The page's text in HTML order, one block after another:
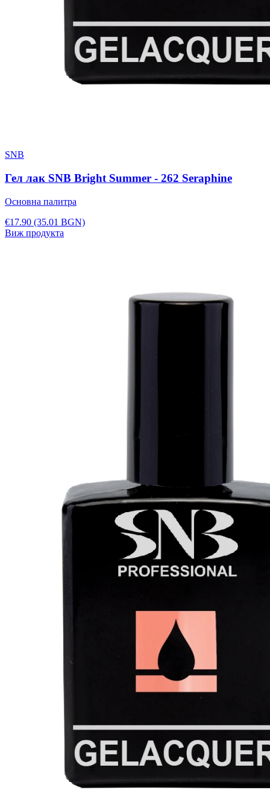
SNB
Гел лак SNB Bright Summer - 262 Seraphine
Основна палитра
€17.90 (35.01 BGN)
Виж продукта